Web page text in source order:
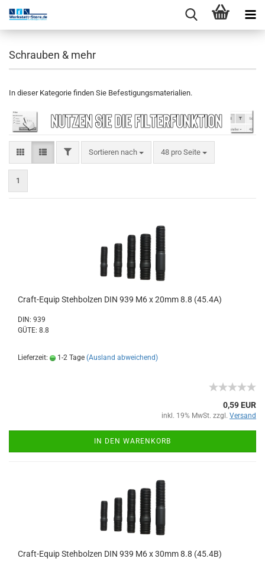
Schrauben & mehr
In dieser Kategorie finden Sie Befestigungsmaterialien.
Sortieren nach 48 pro Seite
1
Craft-Equip Stehbolzen DIN 939 M6 x 20mm 8.8 (45.4A)
DIN: 939
GÜTE: 8.8
Lieferzeit: 1-2 Tage (Ausland abweichend)
0,59 EUR
inkl. 19% MwSt. zzgl. Versand
IN DEN WARENKORB
Craft-Equip Stehbolzen DIN 939 M6 x 30mm 8.8 (45.4B)